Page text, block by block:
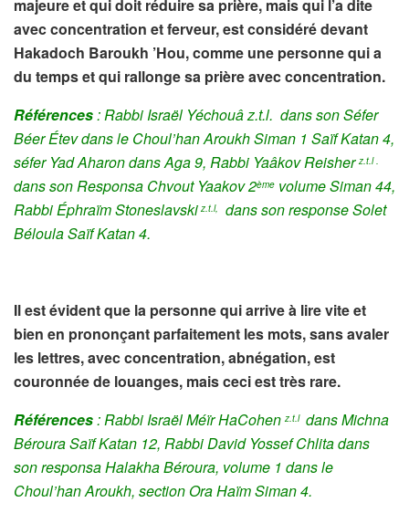
majeure et qui doit réduire sa prière, mais qui l’a dite
avec concentration et ferveur, est considéré devant
Hakadoch Baroukh ’Hou, comme une personne qui a
du temps et qui rallonge sa prière avec concentration.
Références:Rabbi Israël Yéchouâ z.t.l. dans son Séfer
Béer Étev dans le Choul’han Aroukh Siman 1 Saïf Katan 4,
séfer Yad Aharon dans Aga 9, Rabbi Yaâkov Reisher z.t.l .
dans son Responsa Chvout Yaakov 2ème volume Siman 44,
Rabbi Éphraïm Stoneslavski z.t.l,
dans son response Solet
Béloula Saïf Katan 4.
Il est évident que la personne qui arrive à lire vite et
bien en prononçant parfaitement les mots, sans avaler
les lettres, avec concentration, abnégation, est
couronnée de louanges, mais ceci est très rare.
Références:Rabbi Israël Méïr HaCohen z.t.l dansMichna
Béroura Saïf Katan 12, Rabbi David Yossef Chlita dans
son responsa Halakha Béroura, volume 1 dans le
Choul’han Aroukh, section Ora Haïm Siman 4.